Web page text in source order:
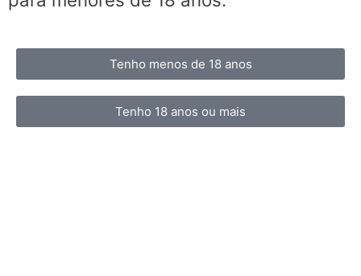
Tenho menos de 18 anos
Tenho 18 anos ou mais